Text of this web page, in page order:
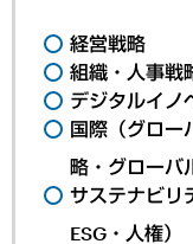
経営戦略
組織・人事戦
デジタルイノ
国際（グロー
略・グローバ
サステナビリ
ESG・人権）